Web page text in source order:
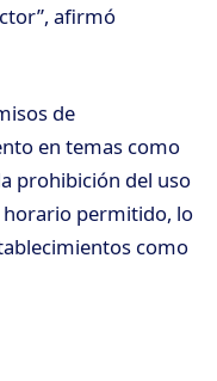
afirmó
de
en temas como
prohibición del uso
horario permitido, lo
como